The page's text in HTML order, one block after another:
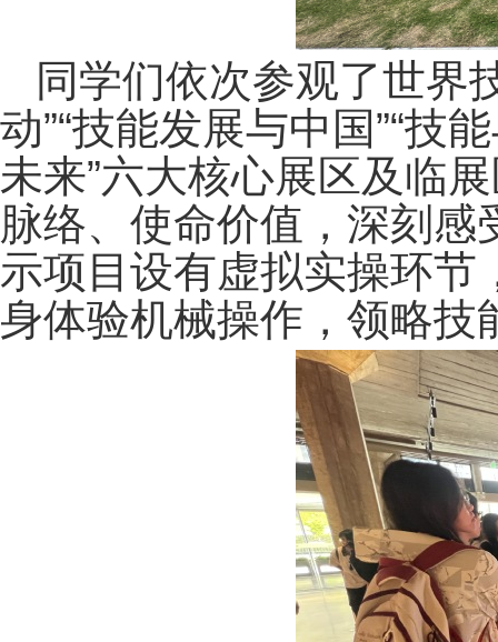
同学们依次参观了世界
动”“技能发展与中国”“技
未来”六大核心展区及临
脉络、使命价值，深刻
示项目设有虚拟实操环
身体验机械操作，领略技